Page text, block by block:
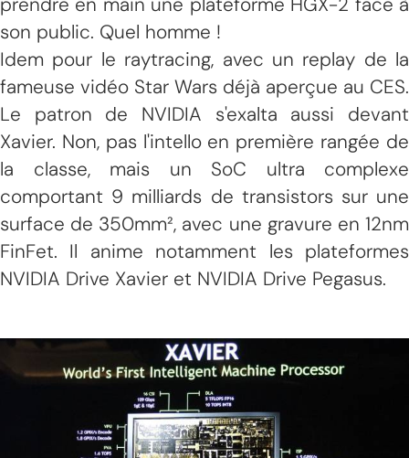
son public. Quel homme !
Idem pour le raytracing, avec un replay de la
fameuse vidéo Star Wars déjà aperçue au CES.
Le patron de NVIDIA s'exalta aussi devant
Xavier. Non, pas l'intello en première rangée de
la classe, mais un SoC ultra complexe
comportant 9 milliards de transistors sur une
surface de 350mm², avec une gravure en 12nm
FinFet. Il anime notamment les plateformes
NVIDIA Drive Xavier et NVIDIA Drive Pegasus.